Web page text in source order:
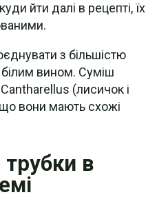
йти далі в рецепті, їх
з більшістю
білим вином. Суміш
(лисичок і
вони мають схожі
в